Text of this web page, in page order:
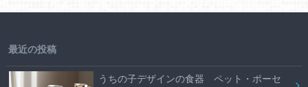
最近の投稿
うちの子デザインの食器 ペット・ポーセ